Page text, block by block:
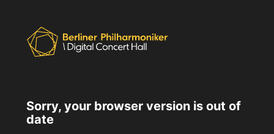
Sorry, your browser version is out of
date